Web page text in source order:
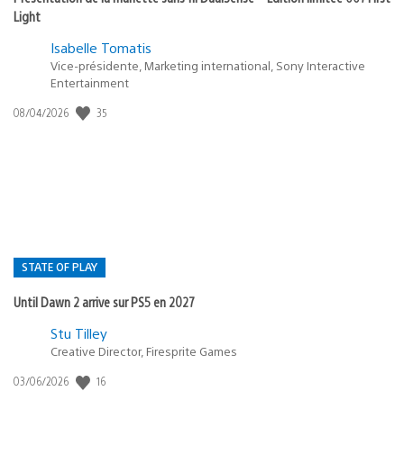
Light
Isabelle Tomatis
Vice-présidente, Marketing international, Sony Interactive
Entertainment
Date
08/04/2026 35
STATE OF PLAY
Until Dawn 2 arrive sur PS5 en 2027
Postée
:
Stu Tilley
Creative Director, Firesprite Games
Date
03/06/2026 16